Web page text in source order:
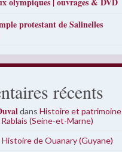
protestant de Salinelles
récents
dansHistoire et patrimoine
(Seine-et-Marne)
Histoire de Ouanary (Guyane)